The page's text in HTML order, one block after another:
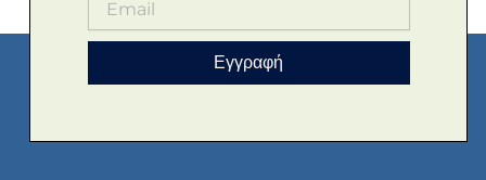
Εγγραφή